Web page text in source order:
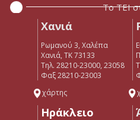
Το ΤΕΙ
Χανιά
Ρωμανού 3, Χαλέπα
Χανιά, ΤΚ 73133
Τηλ. 28210-23000, 23058
Φαξ 28210-23003
χάρτης
Ηράκλειο